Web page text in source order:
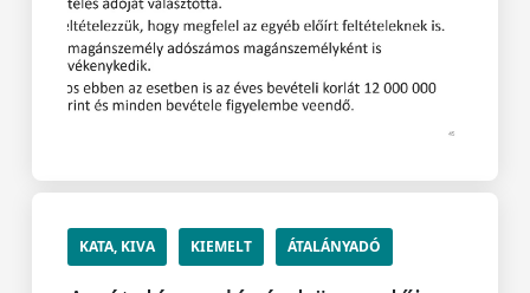
KATA, KIVA KIEMELT ÁTALÁNYADÓ